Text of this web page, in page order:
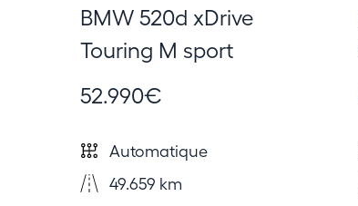
BMW 520d xDrive
Touring M sport
52.990€
Automatique
49.659 km